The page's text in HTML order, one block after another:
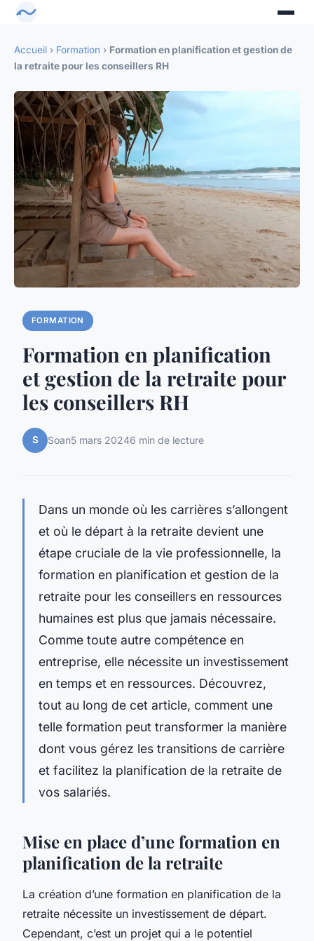
Accueil › Formation › Formation en planification et gestion de
la retraite pour les conseillers RH
FORMATION
Formation en planification
et gestion de la retraite pour
les conseillers RH
S Soan5 mars 20246 min de lecture
Dans un monde où les carrières s’allongent
et où le départ à la retraite devient une
étape cruciale de la vie professionnelle, la
formation en planification et gestion de la
retraite pour les conseillers en ressources
humaines est plus que jamais nécessaire.
Comme toute autre compétence en
entreprise, elle nécessite un investissement
en temps et en ressources. Découvrez,
tout au long de cet article, comment une
telle formation peut transformer la manière
dont vous gérez les transitions de carrière
et facilitez la planification de la retraite de
vos salariés.
Mise en place d’une formation en
planification de la retraite
La création d’une formation en planification de la
retraite nécessite un investissement de départ.
Cependant, c’est un projet qui a le potentiel